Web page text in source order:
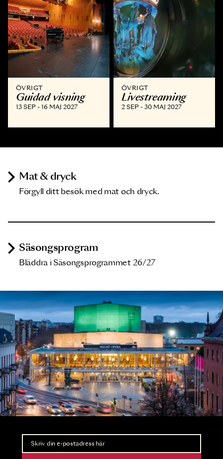
ÖVRIGT
Guidad visning
13 SEP - 16 MAJ 2027
ÖVRIGT
Livestreaming
2 SEP - 30 MAJ 2027
Mat & dryck
Förgyll ditt besök med mat och dryck.
Säsongsprogram
Bläddra i Säsongsprogrammet 26/27
Nyhetsbrev
Ta del av förhandsinformation och biljettsläpp.